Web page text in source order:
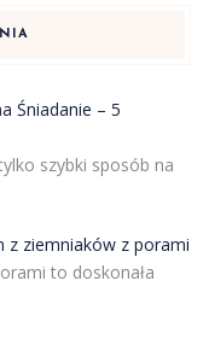
Śniadanie – 5
szybki sposób na
z ziemniaków z porami
to doskonała